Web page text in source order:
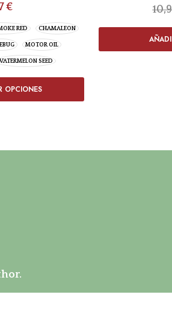
€
RED CHAMALEON
MOTOR OIL
SEED
OPCIONES